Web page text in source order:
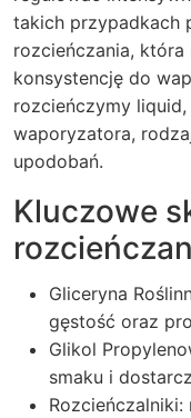
takich przypadkach
rozcieńczania,
konsystencję do
rozcieńczymy
waporyzatora,
upodobań.
Kluczowe
Gliceryna
gęstość oraz
Glikol
smaku i